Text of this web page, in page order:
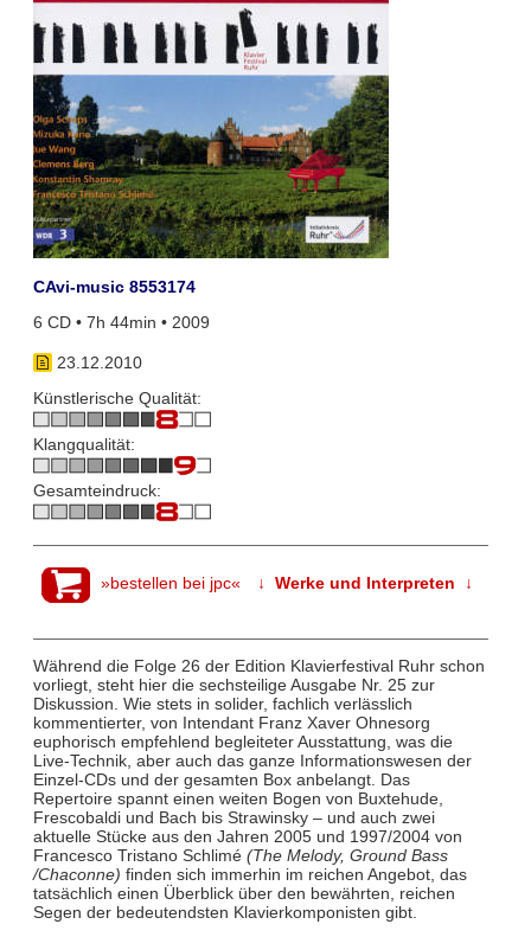
CAvi-music 8553174
6 CD • 7h 44min • 2009
23.12.2010
Künstlerische Qualität:
Klangqualität:
Gesamteindruck:
»bestellen bei jpc« ↓ Werke und Interpreten ↓
Während die Folge 26 der Edition Klavierfestival Ruhr schon
vorliegt, steht hier die sechsteilige Ausgabe Nr. 25 zur
Diskussion. Wie stets in solider, fachlich verlässlich
kommentierter, von Intendant Franz Xaver Ohnesorg
euphorisch empfehlend begleiteter Ausstattung, was die
Live-Technik, aber auch das ganze Informationswesen der
Einzel-CDs und der gesamten Box anbelangt. Das
Repertoire spannt einen weiten Bogen von Buxtehude,
Frescobaldi und Bach bis Strawinsky – und auch zwei
aktuelle Stücke aus den Jahren 2005 und 1997/2004 von
Francesco Tristano Schlimé(The Melody, Ground Bass
/Chaconne) finden sich immerhin im reichen Angebot, das
tatsächlich einen Überblick über den bewährten, reichen
Segen der bedeutendsten Klavierkomponisten gibt.